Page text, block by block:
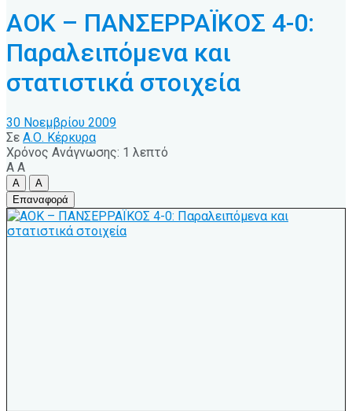
ΑΟΚ – ΠΑΝΣΕΡΡΑΪΚΟΣ 4-0:
Παραλειπόμενα και
στατιστικά στοιχεία
30 Νοεμβρίου 2009
Σε Α.Ο. Κέρκυρα
Χρόνος Ανάγνωσης: 1 λεπτό
A A
A
A
Επαναφορά